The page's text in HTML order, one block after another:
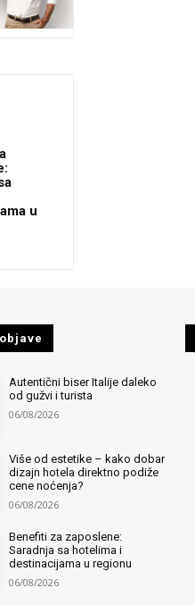
u
Autentični biser Italije daleko
od gužvi i turista
06/08/2026
Više od estetike – kako dobar
dizajn hotela direktno podiže
cene noćenja?
06/08/2026
Benefiti za zaposlene:
Saradnja sa hotelima i
destinacijama u regionu
06/08/2026